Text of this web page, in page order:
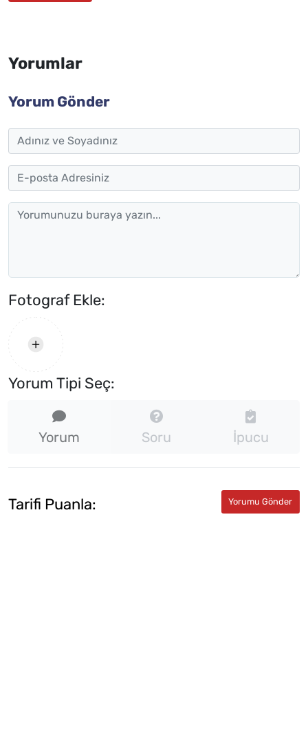
Yorumlar
Yorum Gönder
Fotograf Ekle:
Yorum Tipi Seç:
Yorum Soru İpucu
Tarifi Puanla: